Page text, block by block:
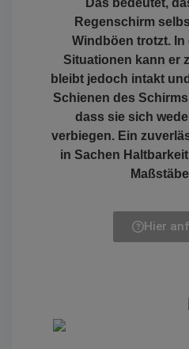
Das bedeutet,
Regenschirm
Windböen trotzt. In
Situationen kann er
bleibt jedoch intakt
Schienen des
dass sie sich
verbiegen. Ein
in Sachen
Hier